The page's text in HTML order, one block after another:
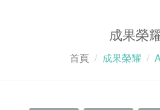
成果榮
首頁 成果榮耀